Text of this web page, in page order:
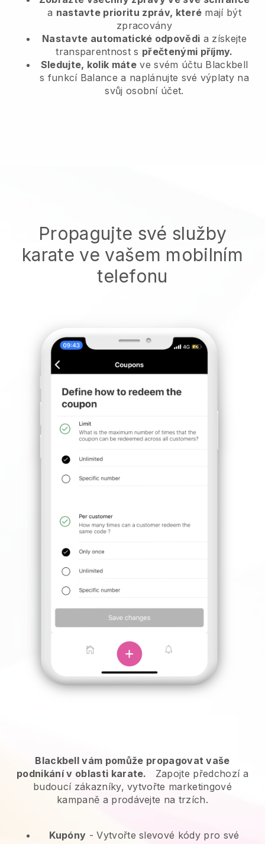
a nastavte prioritu zpráv, které mají být
zpracovány
Nastavte automatické odpovědi a získejte
transparentnost s přečtenými příjmy.
Sledujte, kolik máte ve svém účtu Blackbell
s funkcí Balance a naplánujte své výplaty na
svůj osobní účet.
Propagujte své služby
karate ve vašem mobilním
telefonu
Blackbell vám pomůže propagovat vaše
podnikání v oblasti karate.
Zapojte předchozí a
budoucí zákazníky, vytvořte marketingové
kampaně a prodávejte na trzích.
Kupóny - Vytvořte slevové kódy pro své